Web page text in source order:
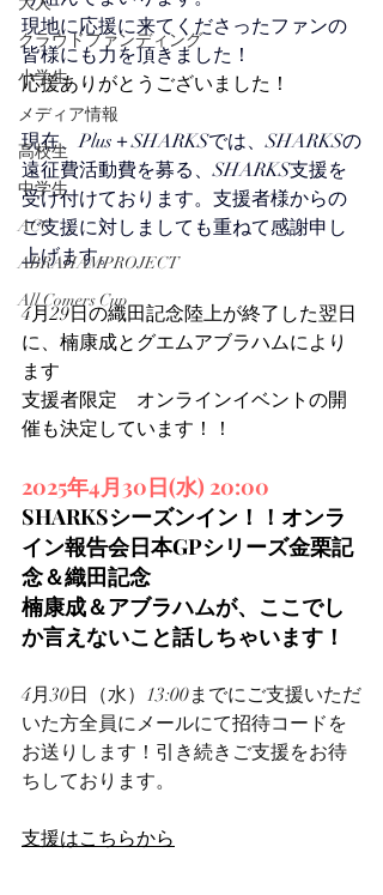
クラウドファンディング
小学生
メディア情報
高校生
中学生
ACC
ABRAHAMPROJECT
All Comers Cup
現地に応援に来てくださったファンの
皆様にも力を頂きました！
応援ありがとうございました！
現在、Plus＋SHARKSでは、SHARKSの
遠征費活動費を募る、SHARKS支援を
受け付けております。支援者様からの
ご支援に対しましても重ねて感謝申し
上げます。
4月29日の織田記念陸上が終了した翌日
に、楠康成とグエムアブラハムにより
ます
支援者限定　オンラインイベントの開
催も決定しています！！
2025年4月30日(水) 20:00
​SHARKSシーズンイン！！オンラ
イン報告会日本GPシリーズ金栗記
念＆織田記念
楠康成＆アブラハムが、ここでし
か言えないこと話しちゃいます！
4月30日（水）13:00までにご支援いただ
いた方全員にメールにて招待コードを
お送りします！引き続きご支援をお待
ちしております。
支援はこちらから